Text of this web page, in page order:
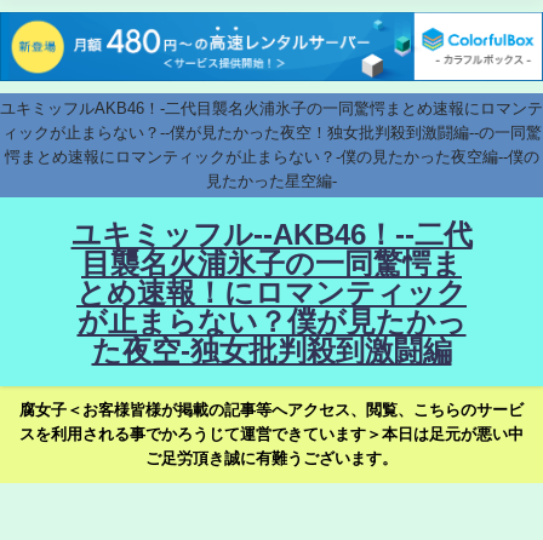
ユキミッフルAKB46！-二代目襲名火浦氷子の一同驚愕まとめ速報にロマンテ
ィックが止まらない？--僕が見たかった夜空！独女批判殺到激闘編--の一同驚
愕まとめ速報にロマンティックが止まらない？-僕の見たかった夜空編--僕の
見たかった星空編-
ユキミッフル--AKB46！--二代
目襲名火浦氷子の一同驚愕ま
とめ速報！にロマンティック
が止まらない？僕が見たかっ
た夜空-独女批判殺到激闘編
腐女子＜お客様皆様が掲載の記事等へアクセス、閲覧、こちらのサービ
スを利用される事でかろうじて運営できています＞本日は足元が悪い中
ご足労頂き誠に有難うございます。